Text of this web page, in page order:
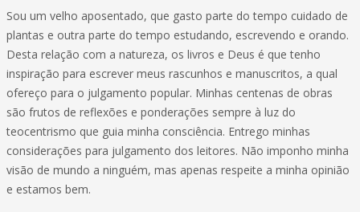
Sou um velho aposentado, que gasto parte do tempo cuidado de
plantas e outra parte do tempo estudando, escrevendo e orando.
Desta relação com a natureza, os livros e Deus é que tenho
inspiração para escrever meus rascunhos e manuscritos, a qual
ofereço para o julgamento popular. Minhas centenas de obras
são frutos de reflexões e ponderações sempre à luz do
teocentrismo que guia minha consciência. Entrego minhas
considerações para julgamento dos leitores. Não imponho minha
visão de mundo a ninguém, mas apenas respeite a minha opinião
e estamos bem.